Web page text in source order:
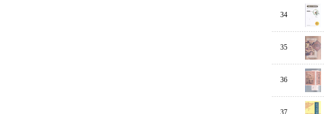
34
35
36
37